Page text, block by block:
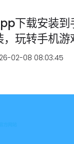
下载安装
玩转手机游
02-08 08:03:45